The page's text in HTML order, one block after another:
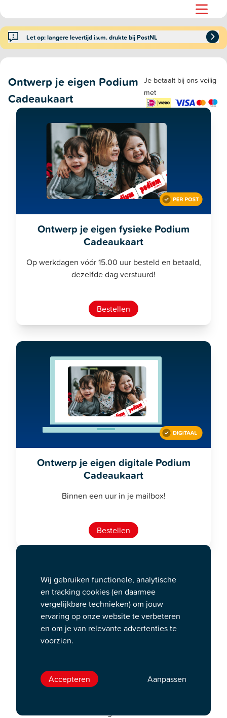
Let op: langere levertijd i.v.m. drukte bij PostNL
Ontwerp je eigen Podium
Cadeaukaart
Je betaalt bij ons veilig
met
Ontwerp je eigen fysieke Podium
Cadeaukaart
Op werkdagen vóór 15.00 uur besteld en betaald,
dezelfde dag verstuurd!
Bestellen
Ontwerp je eigen digitale Podium
Cadeaukaart
Binnen een uur in je mailbox!
Bestellen
fysieke cadeaukaart?
Maak je eigen persoonlijke ontwerp van
Podium Cadeaukaart.
adres of direct naar de ontvanger.
Kies jouw favoriete
cadeauverpakking
Wij gebruiken functionele, analytische
en tracking cookies (en daarmee
vergelijkbare technieken) om jouw
ervaring op onze website te verbeteren
en om je van relevante advertenties te
voorzien.
Accepteren Aanpassen